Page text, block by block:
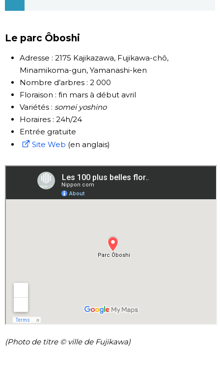
Le parc Ôboshi
Adresse : 2175 Kajikazawa, Fujikawa-chô,
Minamikoma-gun, Yamanashi-ken
Nombre d’arbres : 2 000
Floraison : fin mars à début avril
Variétés : somei yoshino
Horaires : 24h/24
Entrée gratuite
Site Web (en anglais)
(Photo de titre © ville de Fujikawa)